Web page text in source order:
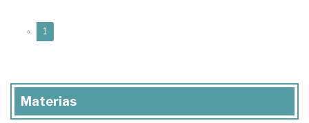
« 1
Materias